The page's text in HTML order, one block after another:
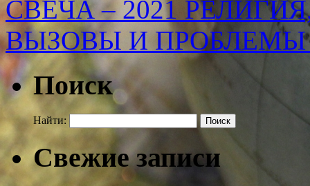
СВЕЧА – 2021
ВЫЗОВЫ И
Поиск
Найти:
Свежие записи